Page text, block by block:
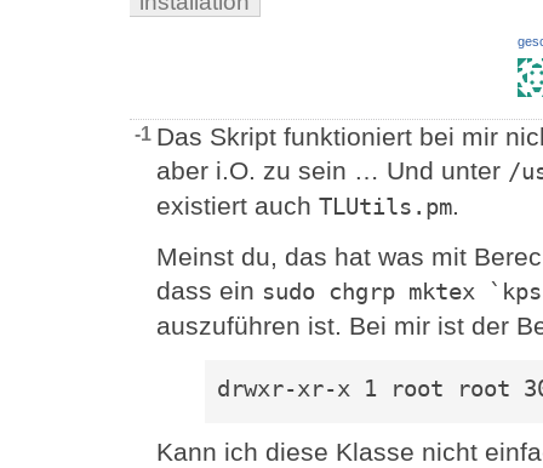
-1 Das Skript funktioniert bei mir
aber i.O. zu sein … Und unter /
existiert auch TLUtils.pm.
Meinst du, das hat was mit
dass ein sudo chgrp mktex
auszuführen ist. Bei mir ist der
drwxr-xr-x 1 root root
Kann ich diese Klasse nicht